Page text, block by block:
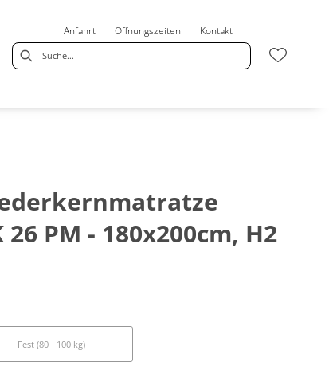
Anfahrt Öffnungszeiten Kontakt
PM - 180x200cm, H2
Fest (80 - 100 kg)